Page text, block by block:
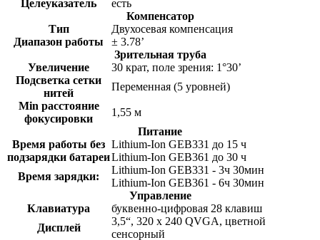
Целеуказатель
есть
Компенсатор
Тип
Двухосевая компенсация
Диапазон работы
± 3.78’
Зрительная труба
Увеличение
30 крат, поле зрения: 1°30’
Подсветка сетки
нитей
Переменная (5 уровней)
Min расстояние
фокусировки
1,55 м
Питание
Время работы без
подзарядки батареи
Lithium-Ion GEB331 до 15 ч
Lithium-Ion GEB361 до 30 ч
Время зарядки:
Lithium-Ion GEB331 - 3ч 30мин
Lithium-Ion GEB361 - 6ч 30мин
Управление
Клавиатура
буквенно-цифровая 28 клавиш
Дисплей
3,5“, 320 x 240 QVGA, цветной
сенсорный